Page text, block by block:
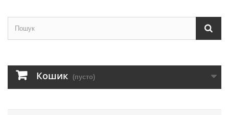
Кошик (пусто)